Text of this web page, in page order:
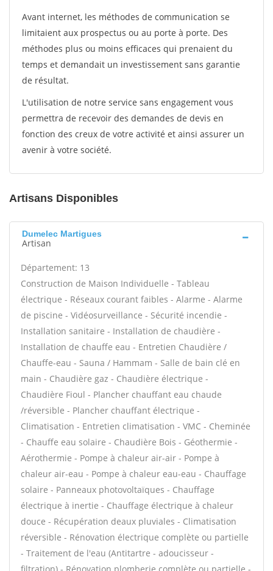
Avant internet, les méthodes de communication se
limitaient aux prospectus ou au porte à porte. Des
méthodes plus ou moins efficaces qui prenaient du
temps et demandait un investissement sans garantie
de résultat.
L'utilisation de notre service sans engagement vous
permettra de recevoir des demandes de devis en
fonction des creux de votre activité et ainsi assurer un
avenir à votre société.
Artisans Disponibles
Dumelec Martigues
Artisan
Département: 13
Construction de Maison Individuelle - Tableau
électrique - Réseaux courant faibles - Alarme - Alarme
de piscine - Vidéosurveillance - Sécurité incendie -
Installation sanitaire - Installation de chaudière -
Installation de chauffe eau - Entretien Chaudière /
Chauffe-eau - Sauna / Hammam - Salle de bain clé en
main - Chaudière gaz - Chaudière électrique -
Chaudière Fioul - Plancher chauffant eau chaude
/réversible - Plancher chauffant électrique -
Climatisation - Entretien climatisation - VMC - Cheminée
- Chauffe eau solaire - Chaudière Bois - Géothermie -
Aérothermie - Pompe à chaleur air-air - Pompe à
chaleur air-eau - Pompe à chaleur eau-eau - Chauffage
solaire - Panneaux photovoltaïques - Chauffage
électrique à inertie - Chauffage électrique à chaleur
douce - Récupération deaux pluviales - Climatisation
réversible - Rénovation électrique complète ou partielle
- Traitement de l'eau (Antitartre - adoucisseur -